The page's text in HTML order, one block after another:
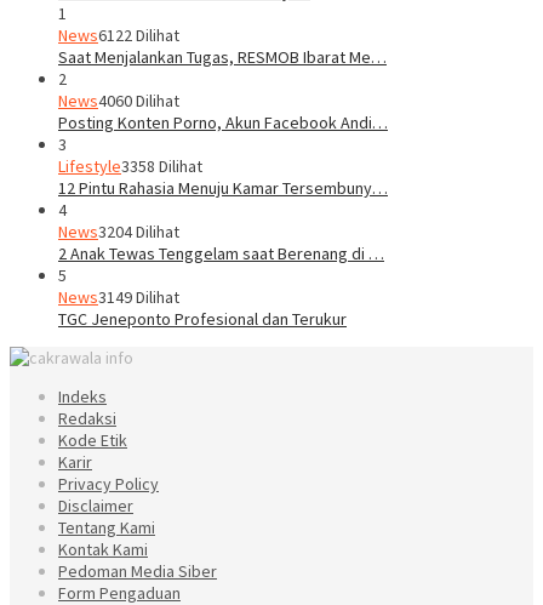
1
News6122 Dilihat
Saat Menjalankan Tugas, RESMOB Ibarat Me…
2
News4060 Dilihat
Posting Konten Porno, Akun Facebook Andi…
3
Lifestyle3358 Dilihat
12 Pintu Rahasia Menuju Kamar Tersembuny…
4
News3204 Dilihat
2 Anak Tewas Tenggelam saat Berenang di …
5
News3149 Dilihat
TGC Jeneponto Profesional dan Terukur
Indeks
Redaksi
Kode Etik
Karir
Privacy Policy
Disclaimer
Tentang Kami
Kontak Kami
Pedoman Media Siber
Form Pengaduan